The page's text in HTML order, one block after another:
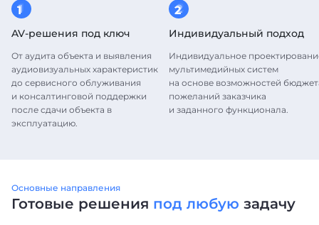
1
1
1
AV-решения под ключ
От аудита объекта и выявления
аудиовизуальных характеристик
до сервисного облуживания
и консалтинговой поддержки
после сдачи объекта в
эксплуатацию.
2
2
2
Индивидуальный подход
Индивидуальное
мультимедийных систем
на основе возможностей
пожеланий заказчика
и заданного функционала.
Основные направления
Готовые решения под любую задачу